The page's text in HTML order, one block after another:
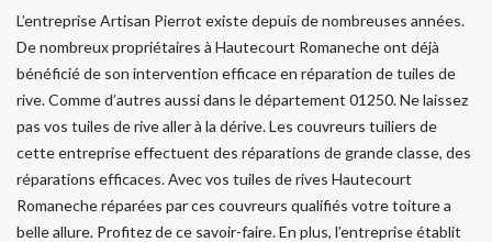
L’entreprise Artisan Pierrot existe depuis de nombreuses années.
De nombreux propriétaires à Hautecourt Romaneche ont déjà
bénéficié de son intervention efficace en réparation de tuiles de
rive. Comme d’autres aussi dans le département 01250. Ne laissez
pas vos tuiles de rive aller à la dérive. Les couvreurs tuiliers de
cette entreprise effectuent des réparations de grande classe, des
réparations efficaces. Avec vos tuiles de rives Hautecourt
Romaneche réparées par ces couvreurs qualifiés votre toiture a
belle allure. Profitez de ce savoir-faire. En plus, l’entreprise établit